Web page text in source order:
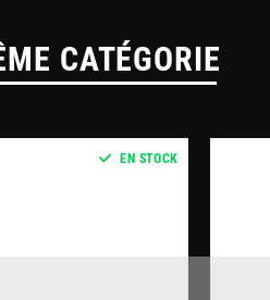
CATÉGORIE
EN STOCK